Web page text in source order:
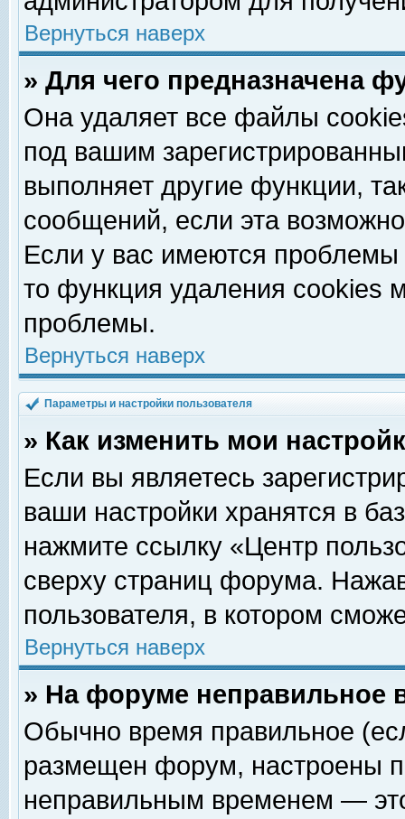
Вернуться наверх
» Для чего предназначена
Она удаляет все файлы
под вашим
выполняет другие функции,
сообщений, если эта
Если у вас имеются
то функция удаления cookies
проблемы.
Вернуться наверх
Параметры и настройки пользователя
» Как изменить мои
Если вы являетесь
ваши настройки хранятся в
нажмите ссылку «Центр
сверху страниц форума.
пользователя, в котором
Вернуться наверх
» На форуме неправильное
Обычно время правильное
размещен форум, настроены
неправильным временем —